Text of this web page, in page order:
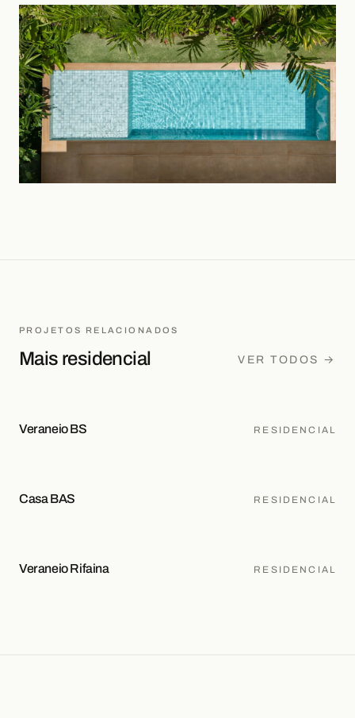
PROJETOS RELACIONADOS
Mais residencial VER TODOS →
Veraneio BS RESIDENCIAL
Casa BAS RESIDENCIAL
Veraneio Rifaina RESIDENCIAL